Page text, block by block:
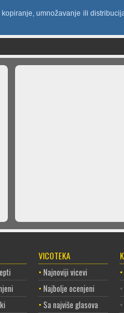
umnožavanje ili
VICOTEKA
• Najnoviji vicevi
• Najbolje ocenjeni
• Sa najviše glasova
•